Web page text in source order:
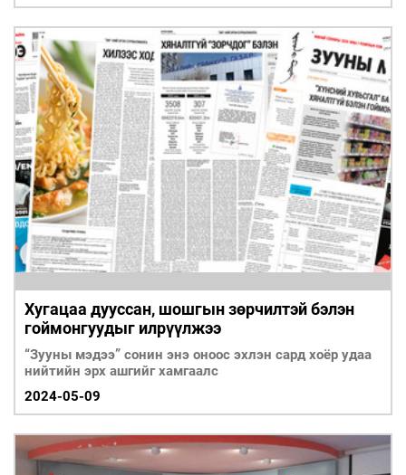
Хугацаа дууссан, шошгын зөрчилтэй бэлэн
гоймонгуудыг илрүүлжээ
“Зууны мэдээ” сонин энэ оноос эхлэн сард хоёр удаа
нийтийн эрх ашгийг хамгаалс
2024-05-09